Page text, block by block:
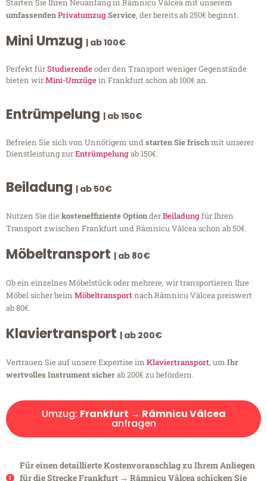
Starten Sie Ihren Neuanfang in Râmnicu Vâlcea mit unserem
umfassendenPrivatumzugService, der bereits ab 250€ beginnt.
Mini Umzug | ab 100€
Perfekt fürStudierendeoder den Transport weniger Gegenstände
bieten wirMini-Umzügein Frankfurt schon ab 100€ an.
Entrümpelung | ab 150€
Befreien Sie sich von Unnötigem undstarten Sie frischmit unserer
Dienstleistung zurEntrümpelungab 150€.
Beiladung | ab 50€
Nutzen Sie diekosteneffiziente OptionderBeiladungfür Ihren
Transport zwischen Frankfurt und Râmnicu Vâlcea schon ab 50€.
Möbeltransport | ab 80€
Ob ein einzelnes Möbelstück oder mehrere, wir transportieren Ihre
Möbel sicher beim Möbeltransportnach Râmnicu Vâlcea preiswert
ab 80€.
Klaviertransport | ab 200€
Vertrauen Sie auf unsere Expertise im Klaviertransport, um Ihr
wertvolles Instrument sicherab 200€ zu befördern.
Umzug: Frankfurt → Râmnicu Vâlcea
anfragen
Für einen detaillierte Kostenvoranschlag zu Ihrem Anliegen
für die Strecke Frankfurt → Râmnicu Vâlcea schicken Sie